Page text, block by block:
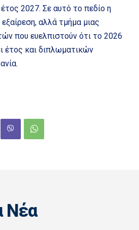
2027. Σε αυτό το πεδίο η
αλλά τμήμα μιας
που ευελπιστούν ότι το 2026
έτος και διπλωματικών
Nέα